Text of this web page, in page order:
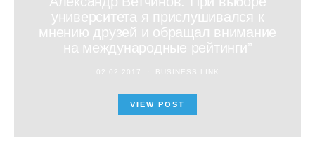
университета я прислушивался к
мнению друзей и обращал внимание
на международные рейтинги”
02.02.2017 BUSINESS LINK
VIEW POST